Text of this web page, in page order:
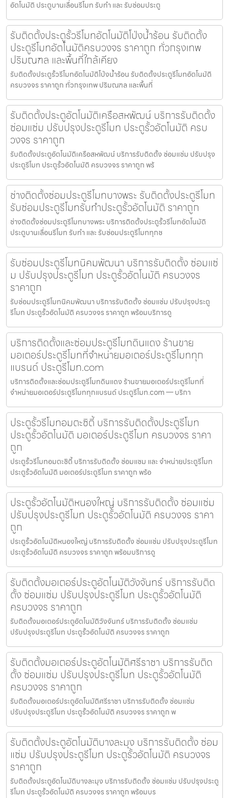
อัตโนมัติ ประตูบานเลื่อนรีโมท รับทำ และ รับซ่อมประตู
รับติดตั้งประตูรั้วรีโมทอัตโนมัติโป่งน้ำร้อน รับติดตั้ง
ประตูรีโมทอัตโนมัติครบวงจร ราคาถูก ทั่วกรุงเทพ
ปริมณฑล และพื้นที่ใกล้เคียง
รับติดตั้งประตูรั้วรีโมทอัตโนมัติโป่งน้ำร้อน รับติดตั้งประตูรีโมทอัตโนมัติ
ครบวงจร ราคาถูก ทั่วกรุงเทพ ปริมณฑล และพื้นที่
รับติดตั้งประตูอัตโนมัติเครือสหพัฒน์ บริการรับติดตั้ง
ซ่อมแซ่ม ปรับปรุงประตูรีโมท ประตูรั้วอัตโนมัติ ครบ
วงจร ราคาถูก
รับติดตั้งประตูอัตโนมัติเครือสหพัฒน์ บริการรับติดตั้ง ซ่อมแซ่ม ปรับปรุง
ประตูรีโมท ประตูรั้วอัตโนมัติ ครบวงจร ราคาถูก พร้
ช่างติดตั้งซ่อมประตูรีโมทบางพระ รับติดตั้งประตูรีโมท
รับซ่อมประตูรีโมทรับทำประตูรั้วอัตโนมัติ ราคาถูก
ช่างติดตั้งซ่อมประตูรีโมทบางพระ บริการติดตั้งประตูรั้วรีโมทอัตโนมัติ
ประตูบานเลื่อนรีโมท รับทำ และ รับซ่อมประตูรีโมททุกช
รับซ่อมประตูรีโมทนิคมพัฒนา บริการรับติดตั้ง ซ่อมแซ่
ม ปรับปรุงประตูรีโมท ประตูรั้วอัตโนมัติ ครบวงจร
ราคาถูก
รับซ่อมประตูรีโมทนิคมพัฒนา บริการรับติดตั้ง ซ่อมแซ่ม ปรับปรุงประตู
รีโมท ประตูรั้วอัตโนมัติ ครบวงจร ราคาถูก พร้อมบริการดู
บริการติดตั้งและซ่อมประตูรีโมทดินแดง ร้านขาย
มอเตอร์ประตูรีโมทที่จำหน่ายมอเตอร์ประตูรีโมททุก
แบรนด์ ประตูรีโมท.com
บริการติดตั้งและซ่อมประตูรีโมทดินแดง ร้านขายมอเตอร์ประตูรีโมทที่
จำหน่ายมอเตอร์ประตูรีโมททุกแบรนด์ ประตูรีโมท.com — บริกา
ประตูรั้วรีโมทอมตะซิตี้ บริการรับติดตั้งประตูรีโมท
ประตูรั้วอัตโนมัติ มอเตอร์ประตูรีโมท ครบวงจร ราคา
ถูก
ประตูรั้วรีโมทอมตะซิตี้ บริการรับติดตั้ง ซ่อมแซม และ จำหน่ายประตูรีโมท
ประตูรั้วอัตโนมัติ มอเตอร์ประตูรีโมท ราคาถูก พร้อ
ประตูรั้วอัตโนมัติหนองใหญ่ บริการรับติดตั้ง ซ่อมแซ่ม
ปรับปรุงประตูรีโมท ประตูรั้วอัตโนมัติ ครบวงจร ราคา
ถูก
ประตูรั้วอัตโนมัติหนองใหญ่ บริการรับติดตั้ง ซ่อมแซ่ม ปรับปรุงประตูรีโมท
ประตูรั้วอัตโนมัติ ครบวงจร ราคาถูก พร้อมบริการดู
รับติดตั้งมอเตอร์ประตูอัตโนมัติวังจันทร์ บริการรับติด
ตั้ง ซ่อมแซ่ม ปรับปรุงประตูรีโมท ประตูรั้วอัตโนมัติ
ครบวงจร ราคาถูก
รับติดตั้งมอเตอร์ประตูอัตโนมัติวังจันทร์ บริการรับติดตั้ง ซ่อมแซ่ม
ปรับปรุงประตูรีโมท ประตูรั้วอัตโนมัติ ครบวงจร ราคาถูก
รับติดตั้งมอเตอร์ประตูอัตโนมัติศรีราชา บริการรับติด
ตั้ง ซ่อมแซ่ม ปรับปรุงประตูรีโมท ประตูรั้วอัตโนมัติ
ครบวงจร ราคาถูก
รับติดตั้งมอเตอร์ประตูอัตโนมัติศรีราชา บริการรับติดตั้ง ซ่อมแซ่ม
ปรับปรุงประตูรีโมท ประตูรั้วอัตโนมัติ ครบวงจร ราคาถูก พ
รับติดตั้งประตูอัตโนมัติบางละมุง บริการรับติดตั้ง ซ่อม
แซ่ม ปรับปรุงประตูรีโมท ประตูรั้วอัตโนมัติ ครบวงจร
ราคาถูก
รับติดตั้งประตูอัตโนมัติบางละมุง บริการรับติดตั้ง ซ่อมแซ่ม ปรับปรุงประตู
รีโมท ประตูรั้วอัตโนมัติ ครบวงจร ราคาถูก พร้อมบร